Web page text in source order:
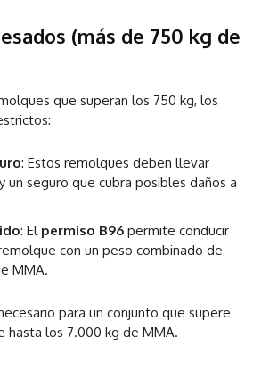
(más de 750 kg de
que superan los 750 kg, los
: Estos remolques deben llevar
un seguro que cubra posibles daños a
: El permiso B96 permite conducir
con un peso combinado de
MMA.
para un conjunto que supere
hasta los 7.000 kg de MMA.